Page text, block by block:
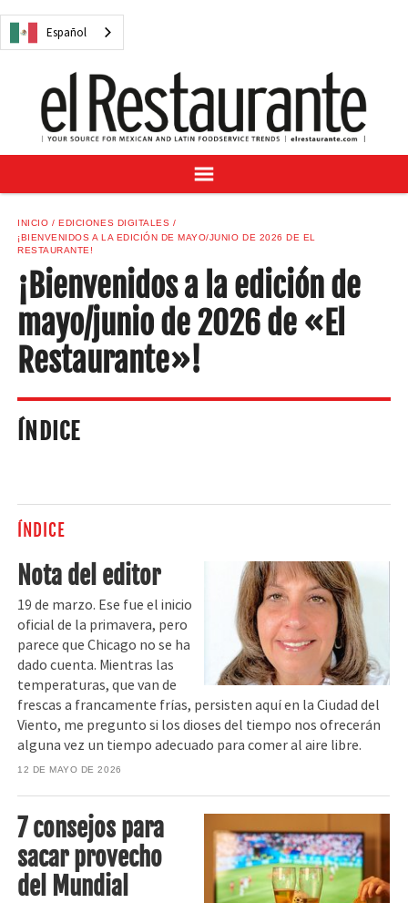
Español
NOTICIAS
RECETAS
GUÍA DEL COMPRADOR
SUSCRÍBASE A
CENTRO DE MUESTRAS
VINO/LICOR MEXICANO
Español
INICIO
EDICIONES DIGITALES
¡BIENVENIDOS A LA EDICIÓN DE MAYO/JUNIO DE 2026 DE EL
RESTAURANTE!
¡Bienvenidos a la edición de
mayo/junio de 2026 de «El
Restaurante»!
ÍNDICE
ÍNDICE
Nota del editor
19 de marzo. Ese fue el inicio
oficial de la primavera, pero
parece que Chicago no se ha
dado cuenta. Mientras las
temperaturas, que van de
frescas a francamente frías, persisten aquí en la Ciudad del
Viento, me pregunto si los dioses del tiempo nos ofrecerán
alguna vez un tiempo adecuado para comer al aire libre.
12 DE MAYO DE 2026
7 consejos para
sacar provecho
del Mundial